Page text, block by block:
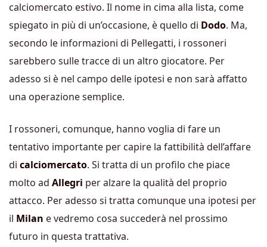
calciomercato estivo. Il nome in cima alla lista, come
spiegato in più di un’occasione, è quello di Dodo. Ma,
secondo le informazioni di Pellegatti, i rossoneri
sarebbero sulle tracce di un altro giocatore. Per
adesso si è nel campo delle ipotesi e non sarà affatto
una operazione semplice.
I rossoneri, comunque, hanno voglia di fare un
tentativo importante per capire la fattibilità dell’affare
di calciomercato. Si tratta di un profilo che piace
molto ad Allegri per alzare la qualità del proprio
attacco. Per adesso si tratta comunque una ipotesi per
il Milan e vedremo cosa succederà nel prossimo
futuro in questa trattativa.